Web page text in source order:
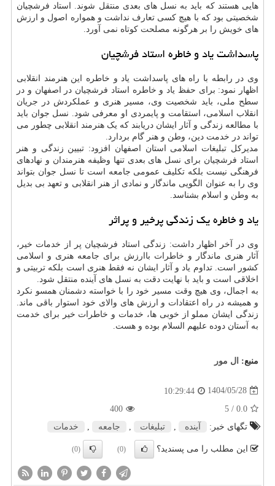
هایی هستند که باید به نسل های بعدی منتقل شوند. استاد فرشچیان
شخصیتی بود که با هیچ کسی تعارف نداشت و همواره اصول و ارزش
های خویش را بر هرگونه مصلحت کوتاه نمی آورد.
پاسداشت یاد و خاطره استاد فرشچیان
وی در رابطه با راه های پاسداشت یاد و خاطره این هنرمند انقلابی
اظهار نمود: برای حفظ یاد و خاطره استاد فرشچیان در اصفهان و در
سطح ملی، باید شخصیت وی، مسیر هنری و عملکردش در جریان
انقلاب اسلامی، استقامت و پایمردی او معرفی شود. نسل جوان باید
با مطالعه زندگی و آثار ایشان دریابند که یک هنرمند انقلابی چطور می
تواند در خدمت دین، وطن و هنر گام بردارد.
مدیرکل تبلیغات اسلامی استان اصفهان افزود: تبیین زندگی و هنر
استاد فرشچیان برای نسل های بعدی تنها وظیفه هنرمندان و نهادهای
فرهنگی نیست بلکه تکلیف عمومی جامعه است تا نسل جوان بتواند
وی را به عنوان الگویی ماندگار و نمادی از هنر انقلابی و تعهد بی بدیل
به وطن و اسلام بشناسد.
یاد و خاطره یک زندگی پرخیر و پراثر
وی در آخر اظهار داشت: زندگی استاد فرشچیان پر از خدمات خیر،
آثار هنری ماندگار و خاطرات باارزش برای جامعه هنری و اسلامی
کشور است. تداوم یاد و آثار ایشان نه فقط هنری است بلکه تربیتی و
اخلاقی است و باید با نهایت دقت به نسل های آینده منتقل شود.
به اجمال، وی هیچ وقت مسیر خود را با خواسته دشمنان همسو نکرد
و همیشه در راه اعتقادات و ارزش های والای خود استوار باقی ماند.
زندگی ایشان مملو از خوبی ها، خدمات و خاطرات خیر برای خدمت
به آستان دوده علیهم السلام بوده و هست.
منبع: ال مور
1404/05/28
10:29:44
0.0
/ 5
400
تگهای خبر:
آینده تبلیغات جامعه خدمات
این مطلب را می پسندید؟ (0)
(0)